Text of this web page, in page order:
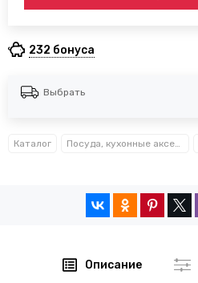
232 бонуса
Выбрать
Каталог Посуда, кухонные аксессуары и принадлежности TM Kamille TM Ofenbach
Описание